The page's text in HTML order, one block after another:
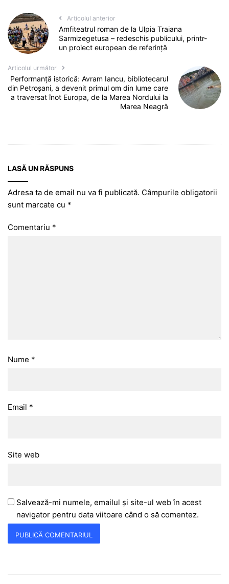
Articolul anterior
Amfiteatrul roman de la Ulpia Traiana
Sarmizegetusa – redeschis publicului, printr-
un proiect european de referință
Articolul următor
Performanță istorică: Avram Iancu, bibliotecarul
din Petroșani, a devenit primul om din lume care
a traversat înot Europa, de la Marea Nordului la
Marea Neagră
LASĂ UN RĂSPUNS
Adresa ta de email nu va fi publicată. Câmpurile obligatorii
sunt marcate cu *
Comentariu *
Nume *
Email *
Site web
Salvează-mi numele, emailul și site-ul web în acest
navigator pentru data viitoare când o să comentez.